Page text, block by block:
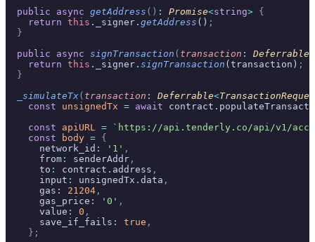
  public
async getAddress () : Promise<string> {
    return
this . _signer . getAddress () ;
  }
  public
async signTransaction ( transaction : Deferrable
    return
this . _signer . signTransaction (transaction) ;
  }
  _simulateTx
( transaction : Deferrable<
    const
unsignedTx = await contract .
    const
apiURL = `https://api.tenderly.co/api/v1/
    const
body = {
      network_id
: '1' ,
      from
: senderAddr ,
      to
: contract . address ,
      input
: unsignedTx . data ,
      gas
: 21204 ,
      gas_price
: '0' ,
      value
: 0 ,
      save_if_fails
: true ,
    };